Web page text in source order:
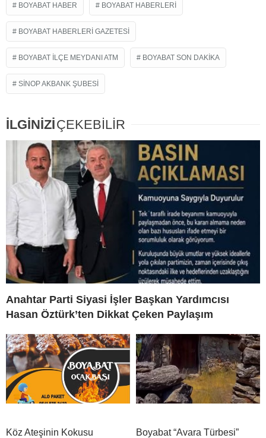
BOYABAT HABER BOYABAT HABERLERI
BOYABAT HABERLERI GAZETESI
BOYABAT ILÇE MEYDANI ATM BOYABAT SON DAKIKA
SINOP AKBANK ŞUBESI
İLGİNİZİÇEKEBİLİR
Anahtar Parti Siyasi İşler Başkan Yardımcısı
Hasan Öztürk’ten Dikkat Çeken Paylaşım
Köz Ateşinin Kokusu
Boyabat “Avara Türbesi”